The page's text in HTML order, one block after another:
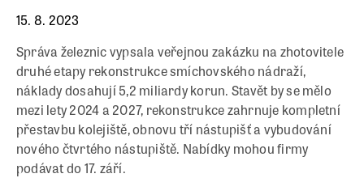
15. 8. 2023
Správa železnic vypsala veřejnou zakázku na zhotovitele
druhé etapy rekonstrukce smíchovského nádraží,
náklady dosahují 5,2 miliardy korun. Stavět by se mělo
mezi lety 2024 a 2027, rekonstrukce zahrnuje kompletní
přestavbu kolejiště, obnovu tří nástupišť a vybudování
nového čtvrtého nástupiště. Nabídky mohou firmy
podávat do 17. září.